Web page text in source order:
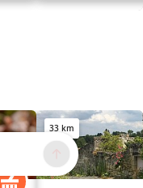
33 km